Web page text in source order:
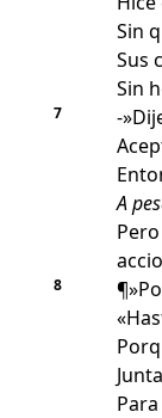
Sin
Sus
Sin
7 -
A
8